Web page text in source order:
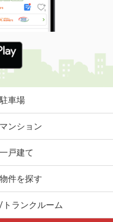
車場
ンション
戸建て
件を探す
ランクルーム